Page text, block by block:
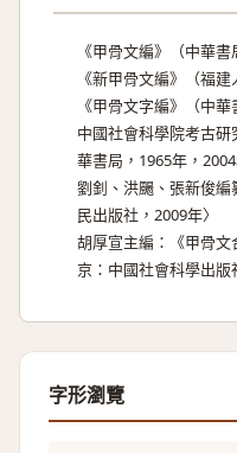
《甲骨文編》（中華書
《新甲骨文編》（福建
《甲骨文字編》（中華
中國社會科學院考古
華書局，1965年，2004
劉釗、洪颺、張新俊
民出版社，2009年〉
胡厚宣主編：《甲骨
京：中國社會科學出版
字形瀏覽